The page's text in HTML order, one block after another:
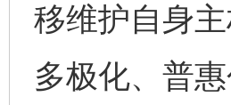
移维护自身
多极化、普
揭开“小金库”的免责幌子